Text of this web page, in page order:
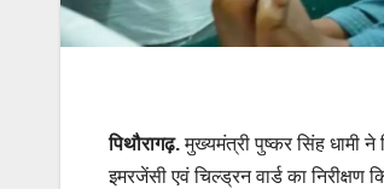
पिथौरागढ़.मुख्यमंत्री पुष्कर सिंह धामी
इमरजेंसी एवं चिल्ड्रन वार्ड का